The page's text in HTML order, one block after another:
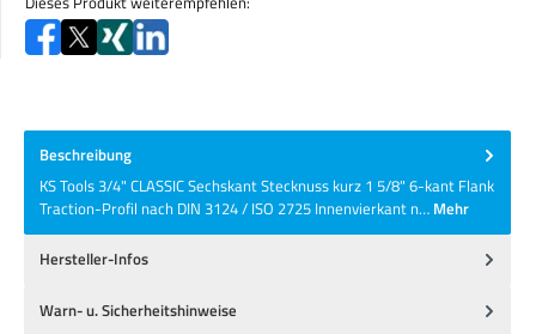
Beschreibung
KS Tools 3/4" CLASSIC Sechskant Stecknuss kurz 1 5/8" 6-kant Flank
Traction-Profil nach DIN 3124 / ISO 2725 Innenvierkant n… Mehr
Hersteller-Infos
Warn- u. Sicherheitshinweise